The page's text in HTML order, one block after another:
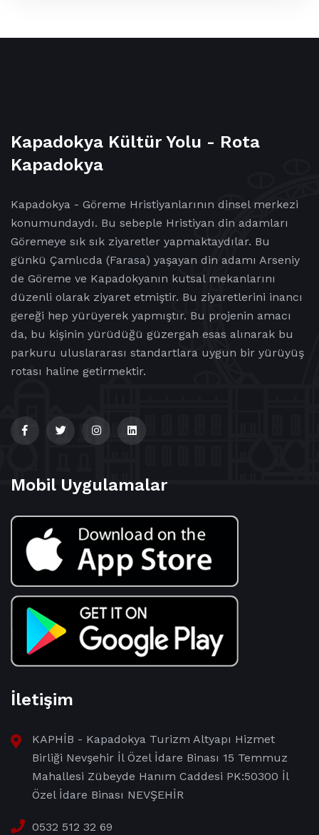
Kapadokya Kültür Yolu - Rota
Kapadokya
Kapadokya - Göreme Hristiyanlarının dinsel merkezi
konumundaydı. Bu sebeple Hristiyan din adamları
Göremeye sık sık ziyaretler yapmaktaydılar. Bu
günkü Çamlıcda (Farasa) yaşayan din adamı Arseniy
de Göreme ve Kapadokyanın kutsal mekanlarını
düzenli olarak ziyaret etmiştir. Bu ziyaretlerini inancı
gereği hep yürüyerek yapmıştır. Bu projenin amacı
da, bu kişinin yürüdüğü güzergah esas alınarak bu
parkuru uluslararası standartlara uygun bir yürüyüş
rotası haline getirmektir.
Mobil Uygulamalar
İletişim
KAPHİB - Kapadokya Turizm Altyapı Hizmet
Birliği Nevşehir İl Özel İdare Binası 15 Temmuz
Mahallesi Zübeyde Hanım Caddesi PK:50300 İl
Özel İdare Binası NEVŞEHİR
0532 512 32 69